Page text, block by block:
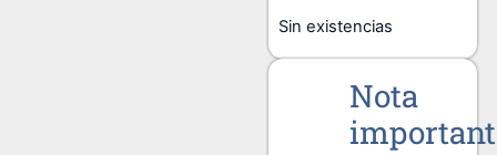
Sin existencias
Nota